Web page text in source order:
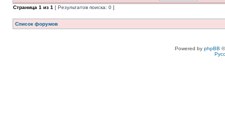
Страница 1 из 1 [ Результатов поиска: 0 ]
Список форумов
Powered by phpBB